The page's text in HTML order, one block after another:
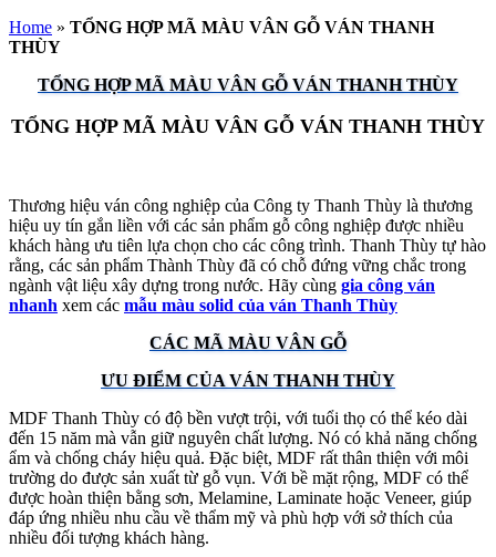
Home » TỔNG HỢP MÃ MÀU VÂN GỖ VÁN THANH
THÙY
TỔNG HỢP MÃ MÀU VÂN GỖ VÁN THANH THÙY
TỔNG HỢP MÃ MÀU VÂN GỖ VÁN THANH THÙY
Thương hiệu ván công nghiệp của Công ty Thanh Thùy là thương
hiệu uy tín gắn liền với các sản phẩm gỗ công nghiệp được nhiều
khách hàng ưu tiên lựa chọn cho các công trình. Thanh Thùy tự hào
rằng, các sản phẩm Thành Thùy đã có chỗ đứng vững chắc trong
ngành vật liệu xây dựng trong nước. Hãy cùng gia công ván
nhanh xem các mẫu màu solid của ván Thanh Thùy
CÁC MÃ MÀU VÂN GỖ
ƯU ĐIỂM CỦA VÁN THANH THÙY
MDF Thanh Thùy có độ bền vượt trội, với tuổi thọ có thể kéo dài
đến 15 năm mà vẫn giữ nguyên chất lượng. Nó có khả năng chống
ẩm và chống cháy hiệu quả. Đặc biệt, MDF rất thân thiện với môi
trường do được sản xuất từ gỗ vụn. Với bề mặt rộng, MDF có thể
được hoàn thiện bằng sơn, Melamine, Laminate hoặc Veneer, giúp
đáp ứng nhiều nhu cầu về thẩm mỹ và phù hợp với sở thích của
nhiều đối tượng khách hàng.